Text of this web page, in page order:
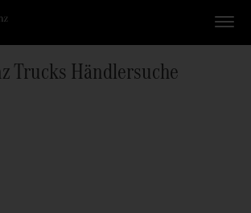
Trucks Händlersuche